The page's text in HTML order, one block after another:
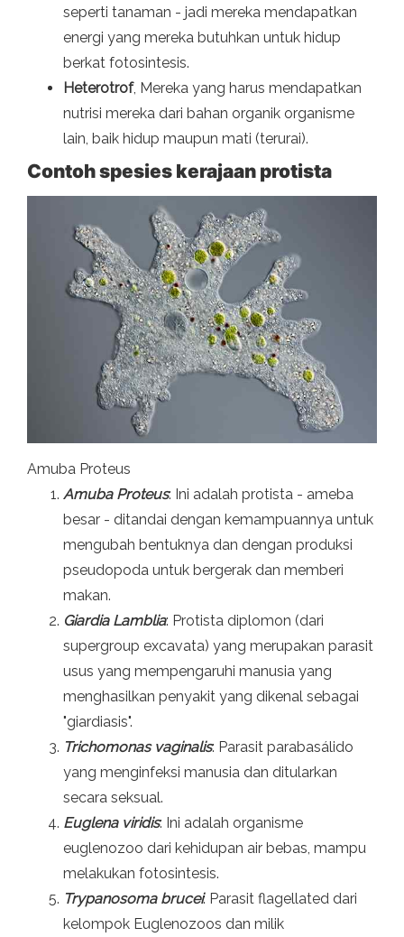
seperti tanaman - jadi mereka mendapatkan
energi yang mereka butuhkan untuk hidup
berkat fotosintesis.
Heterotrof, Mereka yang harus mendapatkan
nutrisi mereka dari bahan organik organisme
lain, baik hidup maupun mati (terurai).
Contoh spesies kerajaan protista
Amuba Proteus
Amuba Proteus: Ini adalah protista - ameba
besar - ditandai dengan kemampuannya untuk
mengubah bentuknya dan dengan produksi
pseudopoda untuk bergerak dan memberi
makan.
Giardia Lamblia: Protista diplomon (dari
supergroup excavata) yang merupakan parasit
usus yang mempengaruhi manusia yang
menghasilkan penyakit yang dikenal sebagai
"giardiasis".
Trichomonas vaginalis: Parasit parabasálido
yang menginfeksi manusia dan ditularkan
secara seksual.
Euglena viridis: Ini adalah organisme
euglenozoo dari kehidupan air bebas, mampu
melakukan fotosintesis.
Trypanosoma brucei: Parasit flagellated dari
kelompok Euglenozoos dan milik